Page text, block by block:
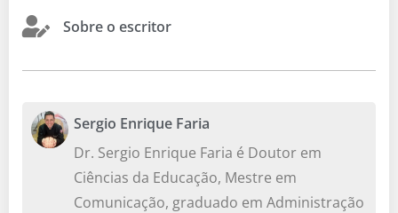
Sobre o escritor
Sergio Enrique Faria
Dr. Sergio Enrique Faria é Doutor em
Ciências da Educação, Mestre em
Comunicação, graduado em Administração